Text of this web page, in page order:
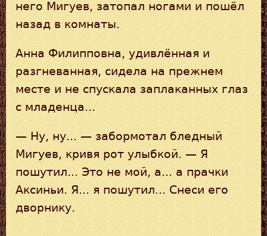
него Мигуев, затопал ногами и пошёл
назад в комнаты.
Анна Филипповна, удивлённая и
разгневанная, сидела на прежнем
месте и не спускала заплаканных глаз
с младенца...
— Ну, ну... — забормотал бледный
Мигуев, кривя рот улыбкой. — Я
пошутил... Это не мой, а... а прачки
Аксиньи. Я... я пошутил... Снеси его
дворнику.